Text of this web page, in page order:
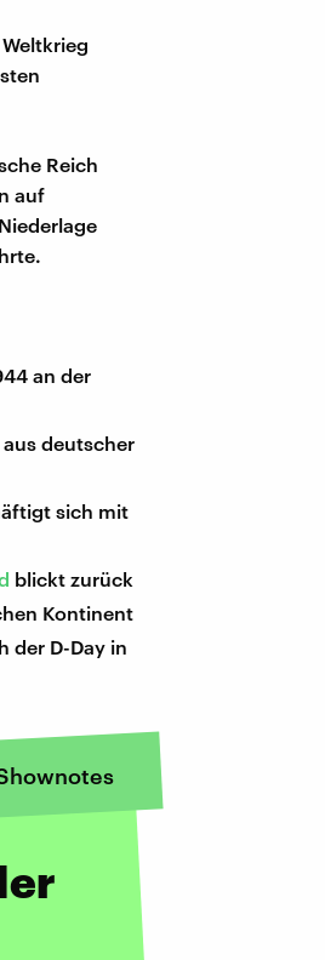
Reich
auf
an der
deutscher
sich mit
blickt zurück
Kontinent
der D-Day in